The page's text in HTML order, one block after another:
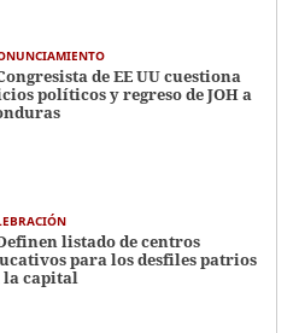
de EE UU cuestiona
políticos y regreso de JOH a
listado de centros
para los desfiles patrios
la capital